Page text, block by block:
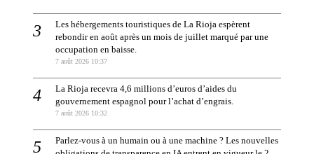
Les hébergements touristiques de La Rioja espèrent
rebondir en août après un mois de juillet marqué par une
occupation en baisse.
7 août 2026 10:37
La Rioja recevra 4,6 millions d’euros d’aides du
gouvernement espagnol pour l’achat d’engrais.
7 août 2026 10:32
Parlez-vous à un humain ou à une machine ? Les nouvelles